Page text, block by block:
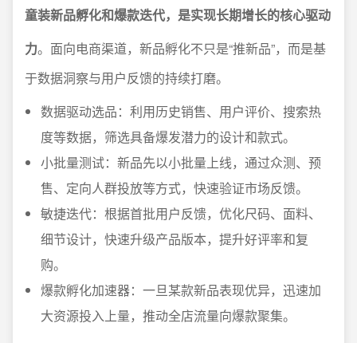
童装新品孵化和爆款迭代，是实现长期增长的核心驱动
力。面向电商渠道，新品孵化不只是“推新品”，而是基
于数据洞察与用户反馈的持续打磨。
数据驱动选品：利用历史销售、用户评价、搜索热
度等数据，筛选具备爆发潜力的设计和款式。
小批量测试：新品先以小批量上线，通过众测、预
售、定向人群投放等方式，快速验证市场反馈。
敏捷迭代：根据首批用户反馈，优化尺码、面料、
细节设计，快速升级产品版本，提升好评率和复
购。
爆款孵化加速器：一旦某款新品表现优异，迅速加
大资源投入上量，推动全店流量向爆款聚集。